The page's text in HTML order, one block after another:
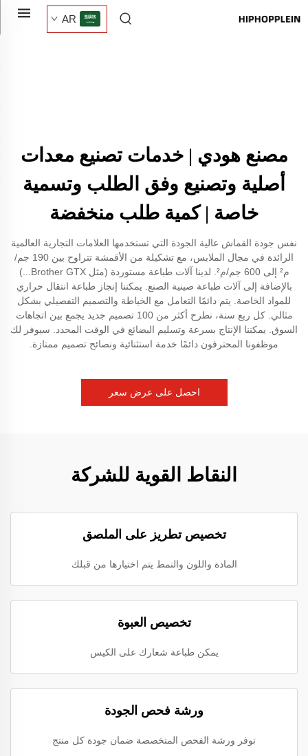
AR
مصنع هودي | خدمات تصنيع معدات
أصلية وتصنيع وفق الطلب وتسمية
خاصة | كمية طلب منخفضة
نفس جودة القماش عالية الجودة التي تستخدمها العلامات التجارية العالمية
الرائدة في مجال الملابس، مع تشكيلة من الأقمشة تتراوح بين 190 جم/
م² إلى 600 جم/م². لدينا آلات طباعة مستوردة (مثل Brother GTX...)
بالإضافة إلى آلات طباعة صينية الصنع. يمكننا إنجاز طباعة انتقال حراري
للمواد الخاصة. يتم دائمًا التعامل مع الخياطة والتصميم التفصيلي بشكل
مثالي. كل ربع سنة، نطرح أكثر من 100 تصميم جديد يجمع بين اتجاهات
السوق. يمكننا الإنتاج بسرعة وتسليم البضائع في الوقت المحدد. سيوفر لك
موظفونا المحترفون دائمًا خدمة استثنائية ونصائح تصميم ممتازة.
احصل على عرض سعر
النقاط القوية للشركة
تخصيص تطريز على الملصق
المادة واللون والنمط يتم اختيارها من قبلك
تخصيص العبوة
يمكن طباعة شعارك على الكيس
ورشة فحص الجودة
توفر ورشة الفحص المتخصصة ضمان جودة كل منتج